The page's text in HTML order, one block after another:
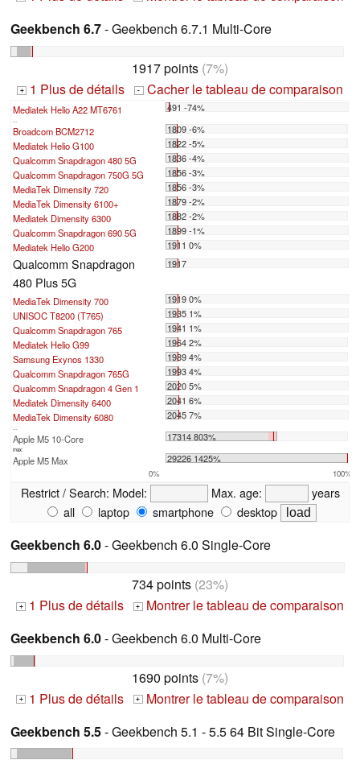
Geekbench 6.7- Geekbench 6.7.1 Multi-Core
1917 points (7%)
+ 1 Plus de détails - Cacher le tableau de comparaison
Mediatek Helio A22 MT6761 491 -74%
...
Broadcom BCM2712
1809 -6%
Mediatek Helio G100
1822 -5%
Qualcomm Snapdragon 480 5G
1836 -4%
Qualcomm Snapdragon 750G 5G
1856 -3%
MediaTek Dimensity 720
1856 -3%
MediaTek Dimensity 6100+
1879 -2%
Mediatek Dimensity 6300
1882 -2%
Qualcomm Snapdragon 690 5G
1899 -1%
Mediatek Helio G200
1911 0%
Qualcomm Snapdragon
480 Plus 5G
1917
MediaTek Dimensity 700
1919 0%
UNISOC T8200 (T765)
1935 1%
Qualcomm Snapdragon 765
1941 1%
Mediatek Helio G99
1964 2%
Samsung Exynos 1330
1989 4%
Qualcomm Snapdragon 765G
1993 4%
Qualcomm Snapdragon 4 Gen 1
2020 5%
Mediatek Dimensity 6400
2041 6%
MediaTek Dimensity 6080
2045 7%
...
Apple M5 10-Core 17314 803%
max:
Apple M5 Max 29226 1425%
0% 100%
Restrict / Search: Model: Max. age:
years
all
laptop smartphone desktop
Geekbench 6.0- Geekbench 6.0 Single-Core
734 points (23%)
+ 1 Plus de détails + Montrer le tableau de comparaison
Geekbench 6.0- Geekbench 6.0 Multi-Core
1690 points (7%)
+ 1 Plus de détails + Montrer le tableau de comparaison
Geekbench 5.5- Geekbench 5.1 - 5.5 64 Bit Single-Core